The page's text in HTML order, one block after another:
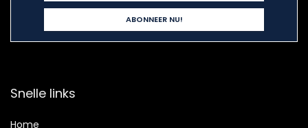
Snelle links
Home